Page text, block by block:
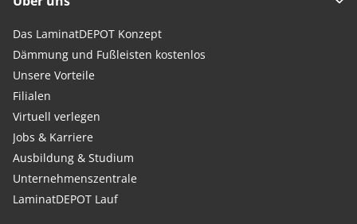
Das LaminatDEPOT Konzept
Dämmung und Fußleisten kostenlos
Unsere Vorteile
Filialen
Virtuell verlegen
Jobs & Karriere
Ausbildung & Studium
Unternehmenszentrale
LaminatDEPOT Lauf